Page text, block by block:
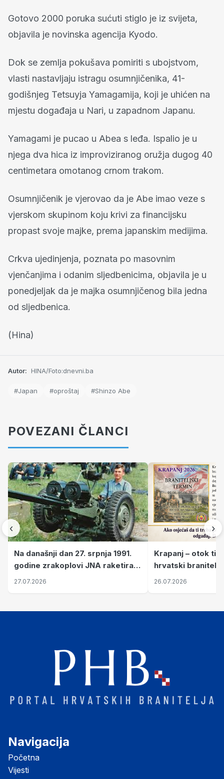
Gotovo 2000 poruka sućuti stiglo je iz svijeta,
objavila je novinska agencija Kyodo.
Dok se zemlja pokušava pomiriti s ubojstvom,
vlasti nastavljaju istragu osumnjičenika, 41-
godišnjeg Tetsuyja Yamagamija, koji je uhićen na
mjestu događaja u Nari, u zapadnom Japanu.
Yamagami je pucao u Abea s leđa. Ispalio je u
njega dva hica iz improviziranog oružja dugog 40
centimetara omotanog crnom trakom.
Osumnjičenik je vjerovao da je Abe imao veze s
vjerskom skupinom koju krivi za financijsku
propast svoje majke, prema japanskim medijima.
Crkva ujedinjenja, poznata po masovnim
vjenčanjima i odanim sljedbenicima, objavila je u
ponedjeljak da je majka osumnjičenog bila jedna
od sljedbenica.
(Hina)
Autor: HINA/Foto:dnevni.ba
#Japan #oproštaj #Shinzo Abe
POVEZANI ČLANCI
‹
Na današnji dan 27. srpnja 1991.
godine zrakoplovi JNA raketirali
su vojarnu i obučni centar "Nikola
27.07.2026
Krapanj – otok
hrvatski branitelji
pronalaze mir
26.07.2026
›
Navigacija
Početna
Vijesti